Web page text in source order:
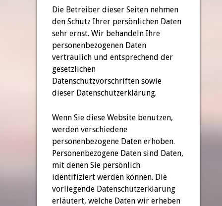
Die Betreiber dieser Seiten nehmen
den Schutz Ihrer persönlichen Daten
sehr ernst. Wir behandeln Ihre
personenbezogenen Daten
vertraulich und entsprechend der
gesetzlichen
Datenschutzvorschriften sowie
dieser Datenschutzerklärung.
Wenn Sie diese Website benutzen,
werden verschiedene
personenbezogene Daten erhoben.
Personenbezogene Daten sind Daten,
mit denen Sie persönlich
identifiziert werden können. Die
vorliegende Datenschutzerklärung
erläutert, welche Daten wir erheben